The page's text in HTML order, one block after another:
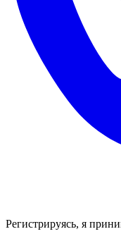
Регистрируясь, я